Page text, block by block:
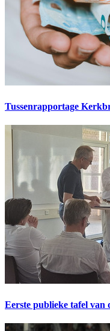
Tussenrapportage
Eerste publieke tafel van